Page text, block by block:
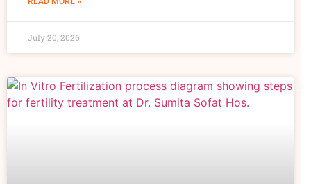
July 20, 2026